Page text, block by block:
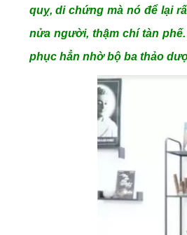
quỵ, di chứng mà nó để lại
nửa người, thậm chí tàn
phục hẳn nhờ bộ ba thảo